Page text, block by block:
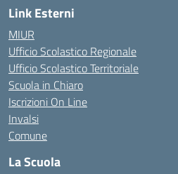
Link Esterni
MIUR
Ufficio Scolastico Regionale
Ufficio Scolastico Territoriale
Scuola in Chiaro
Iscrizioni On Line
Invalsi
Comune
La Scuola